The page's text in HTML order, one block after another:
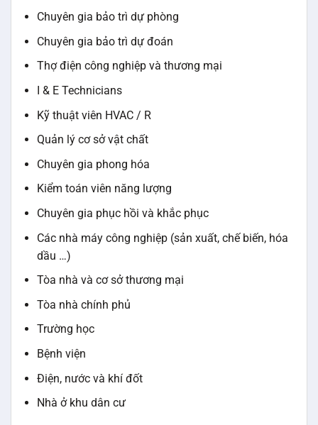
Chuyên gia bảo trì dự phòng
Chuyên gia bảo trì dự đoán
Thợ điện công nghiệp và thương mại
I & E Technicians
Kỹ thuật viên HVAC / R
Quản lý cơ sở vật chất
Chuyên gia phong hóa
Kiểm toán viên năng lượng
Chuyên gia phục hồi và khắc phục
Các nhà máy công nghiệp (sản xuất, chế biến, hóa
dầu …)
Tòa nhà và cơ sở thương mại
Tòa nhà chính phủ
Trường học
Bệnh viện
Điện, nước và khí đốt
Nhà ở khu dân cư